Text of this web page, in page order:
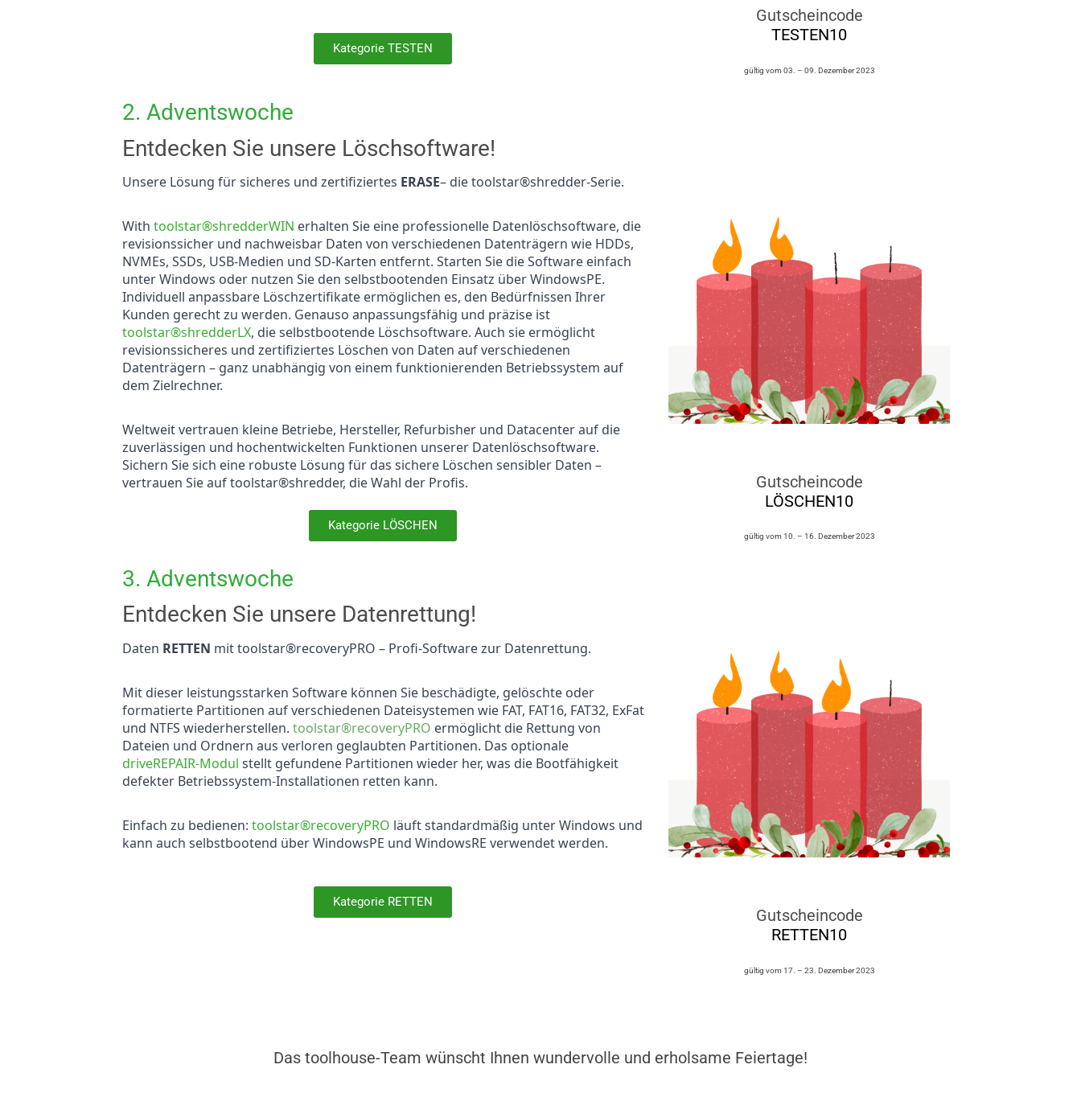
Kategorie TESTEN
Gutscheincode
TESTEN10
gültig vom 03. – 09. Dezember 2023
2. Adventswoche
Entdecken Sie unsere Löschsoftware!
Unsere Lösung für sicheres und zertifiziertes ERASE– die toolstar®shredder-Serie.
With toolstar®shredderWIN erhalten Sie eine professionelle Datenlöschsoftware, die
revisionssicher und nachweisbar Daten von verschiedenen Datenträgern wie HDDs,
NVMEs, SSDs, USB-Medien und SD-Karten entfernt. Starten Sie die Software einfach
unter Windows oder nutzen Sie den selbstbootenden Einsatz über WindowsPE.
Individuell anpassbare Löschzertifikate ermöglichen es, den Bedürfnissen Ihrer
Kunden gerecht zu werden. Genauso anpassungsfähig und präzise ist
toolstar®shredderLX, die selbstbootende Löschsoftware. Auch sie ermöglicht
revisionssicheres und zertifiziertes Löschen von Daten auf verschiedenen
Datenträgern – ganz unabhängig von einem funktionierenden Betriebssystem auf
dem Zielrechner.
Weltweit vertrauen kleine Betriebe, Hersteller, Refurbisher und Datacenter auf die
zuverlässigen und hochentwickelten Funktionen unserer Datenlöschsoftware.
Sichern Sie sich eine robuste Lösung für das sichere Löschen sensibler Daten –
vertrauen Sie auf toolstar®shredder, die Wahl der Profis.
Kategorie LÖSCHEN
Gutscheincode
LÖSCHEN10
gültig vom 10. – 16. Dezember 2023
3. Adventswoche
Entdecken Sie unsere Datenrettung!
Daten RETTEN mit toolstar®recoveryPRO – Profi-Software zur Datenrettung.
Mit dieser leistungsstarken Software können Sie beschädigte, gelöschte oder
formatierte Partitionen auf verschiedenen Dateisystemen wie FAT, FAT16, FAT32, ExFat
und NTFS wiederherstellen. toolstar®recoveryPRO ermöglicht die Rettung von
Dateien und Ordnern aus verloren geglaubten Partitionen. Das optionale
driveREPAIR-Modul stellt gefundene Partitionen wieder her, was die Bootfähigkeit
defekter Betriebssystem-Installationen retten kann.
Einfach zu bedienen: toolstar®recoveryPRO läuft standardmäßig unter Windows und
kann auch selbstbootend über WindowsPE und WindowsRE verwendet werden.
Kategorie RETTEN
Gutscheincode
RETTEN10
gültig vom 17. – 23. Dezember 2023
Das toolhouse-Team wünscht Ihnen wundervolle und erholsame Feiertage!